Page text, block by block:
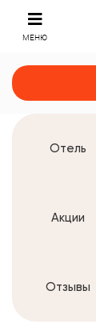
МЕНЮ
Отель
Акции
Отзывы